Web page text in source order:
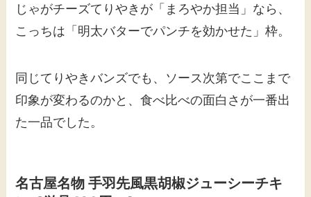
じゃがチーズてりやきが「まろやか担当」なら、
こっちは「明太バターでパンチを効かせた」枠。
同じてりやきバンズでも、ソース次第でここまで
印象が変わるのかと、食べ比べの面白さが一番出
た一品でした。
名古屋名物 手羽先風黒胡椒ジューシーチキ